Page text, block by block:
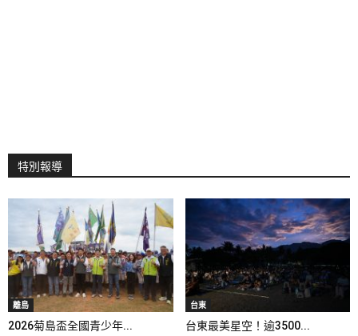
特別報導
離島
2026菊島盃全國青少年...
台東
台東最美星空！逾3500...